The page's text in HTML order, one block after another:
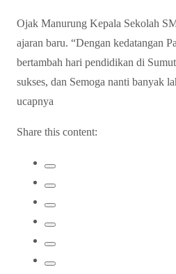
Ojak Manurung Kepala Sekolah
ajaran baru. “Dengan kedatangan
bertambah hari pendidikan di
sukses, dan Semoga nanti banyak
ucapnya
Share this content: